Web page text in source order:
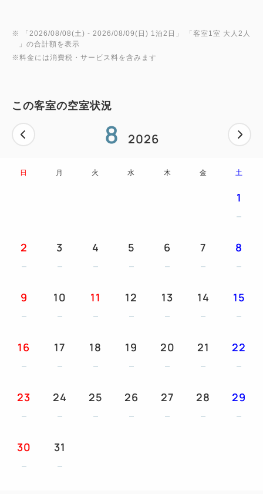
●5階～9階
●シモンズ社製のベッド
社」 監修
【客室備品】
ット
シャンプー・コンディショナー・ボディーソープ・ヘ
ボディータオル・シェーバー・コットン・綿棒・歯ブ
ッグ・ミネラルウォーター
※ 「 2026/08/08(土) - 2026/08/09(日) 1泊2日 」 「客室1室 大人2人
」の合計額を表示
※料金には消費税・サービス料を含みます
この客室の空室状況
8 2026
日 月 火 水 木 金 土
1
2 3 4 5 6 7 8
9 10 11 12 13 14 15
16 17 18 19 20 21 22
23 24 25 26 27 28 29
30 31